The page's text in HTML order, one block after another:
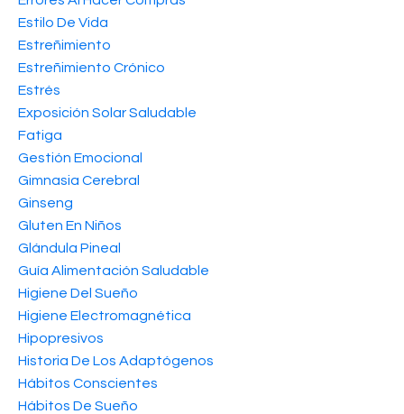
Estilo De Vida
Estreñimiento
Estreñimiento Crónico
Estrés
Exposición Solar Saludable
Fatiga
Gestión Emocional
Gimnasia Cerebral
Ginseng
Gluten En Niños
Glándula Pineal
Guía Alimentación Saludable
Higiene Del Sueño
Higiene Electromagnética
Hipopresivos
Historia De Los Adaptógenos
Hábitos Conscientes
Hábitos De Sueño